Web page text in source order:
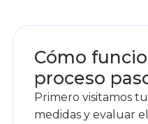
Cómo
proceso
Primero visitamos
medidas y evaluar